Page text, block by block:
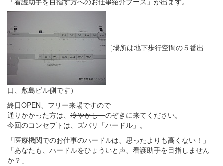
（場所は地下歩行空間の５番出
口、敷島ビル側です）
終日OPEN、フリー来場ですので
通りかかった方は、 冷やかし・のぞきに来てください。
今回のコンセプトは、ズバリ「ハードル」。
「医療機関でのお仕事のハードルは、思ったよりも高くない！」
「あなたも、ハードルをひょういと声、看護助手を目指しません
か？」